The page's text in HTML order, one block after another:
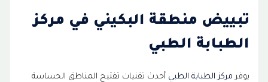
تبييض منطقة البكيني في مركز
الطبابة الطبي
يوفر مركز الطبابة الطبي أحدث تقنيات تفتيح المناطق الحساسة